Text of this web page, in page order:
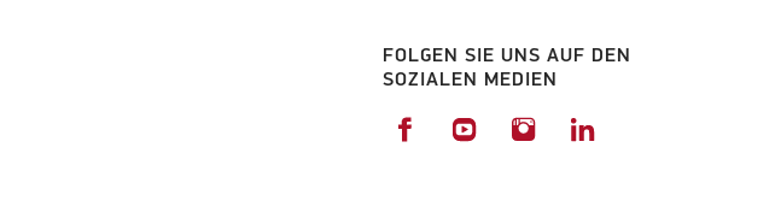
FOLGEN SIE UNS AUF DEN
SOZIALEN MEDIEN